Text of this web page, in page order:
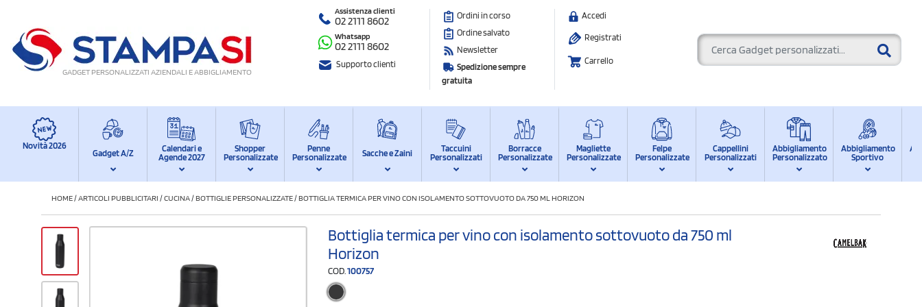
GADGET PERSONALIZZATI AZIENDALI E ABBIGLIAMENTO
Assistenza clienti
02 2111 8602
Whatsapp
02 2111 8602
Supporto clienti
Ordini in corso
Ordine salvato
Newsletter
Spedizione sempre
gratuita
Accedi
Registrati
Carrello
Novità 2026
Gadget A/Z
Calendari e
Agende 2027
Shopper
Personalizzate
Penne
Personalizzate
Sacche e Zaini
Taccuini
Personalizzati
Borracce
Personalizzate
Magliette
Personalizzate
Felpe
Personalizzate
Cappellini
Personalizzati
Abbigliamento
Personalizzato
Abbigliamento
Sportivo
HOME/ARTICOLI PUBBLICITARI /CUCINA/BOTTIGLIE PERSONALIZZATE/BOTTIGLIA TERMICA PER VINO CON ISOLAMENTO SOTTOVUOTO DA 750 ML HORIZON
Bottiglia termica per vino con isolamento sottovuoto da 750 ml
Horizon
COD. 100757